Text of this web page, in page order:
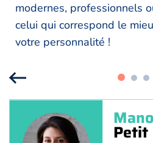
modernes, professionnels
celui qui correspond le
votre personnalité !